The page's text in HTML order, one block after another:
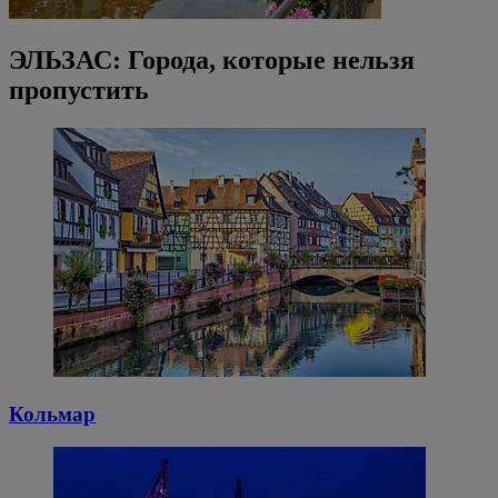
ЭЛЬЗАС: Города, которые нельзя
пропустить
Кольмар